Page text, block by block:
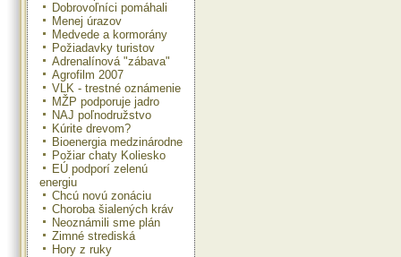
Dobrovoľníci pomáhali
Menej úrazov
Medvede a kormorány
Požiadavky turistov
Adrenalínová "zábava"
Agrofilm 2007
VLK - trestné oznámenie
MŽP podporuje jadro
NAJ poľnodružstvo
Kúrite drevom?
Bioenergia medzinárodne
Požiar chaty Koliesko
EÚ podporí zelenú
energiu
Chcú novú zonáciu
Choroba šialených kráv
Neoznámili sme plán
Zimné strediská
Hory z ruky